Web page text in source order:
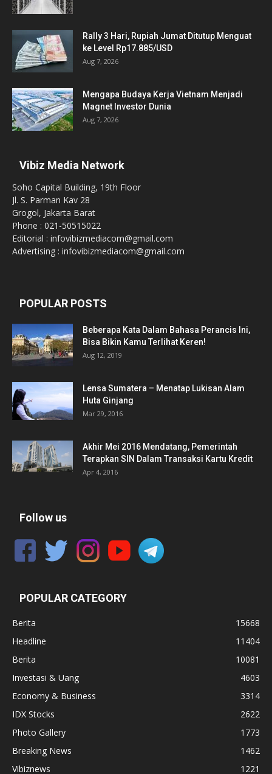
Rally 3 Hari, Rupiah Jumat Ditutup Menguat
ke Level Rp17.885/USD
Aug 7, 2026
Mengapa Budaya Kerja Vietnam Menjadi
Magnet Investor Dunia
Aug 7, 2026
Vibiz Media Network
Soho Capital Building, 19th Floor
Jl. S. Parman Kav 28
Grogol, Jakarta Barat
Phone : 021-50515022
Editorial : infovibizmediacom@gmail.com
Advertising : infovibizmediacom@gmail.com
POPULAR POSTS
Beberapa Kata Dalam Bahasa Perancis Ini,
Bisa Bikin Kamu Terlihat Keren!
Aug 12, 2019
Lensa Sumatera – Menatap Lukisan Alam
Huta Ginjang
Mar 29, 2016
Akhir Mei 2016 Mendatang, Pemerintah
Terapkan SIN Dalam Transaksi Kartu Kredit
Apr 4, 2016
Follow us
POPULAR CATEGORY
Berita
15668
Headline
11404
Berita
10081
Investasi & Uang
4603
Economy & Business
3314
IDX Stocks
2622
Photo Gallery
1773
Breaking News
1462
Vibiznews
1221